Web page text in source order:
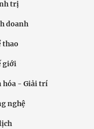
trị
doanh
thao
giới
hóa - Giải trí
nghệ